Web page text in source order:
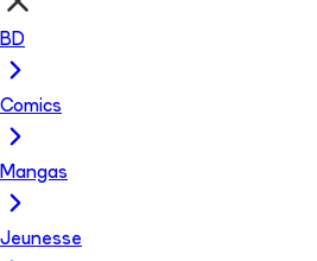
BD
Comics
Mangas
Jeunesse